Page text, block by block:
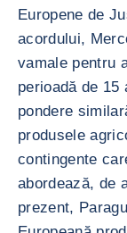
Europene de
acordului,
vamale pentru
perioadă de
pondere
produsele
contingente
abordează, de
prezent,